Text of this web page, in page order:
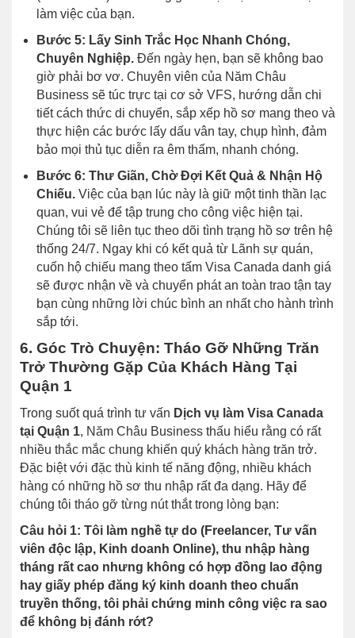
làm việc của bạn.
Bước 5: Lấy Sinh Trắc Học Nhanh Chóng,
Chuyên Nghiệp.Đến ngày hẹn, bạn sẽ không bao
giờ phải bơ vơ. Chuyên viên của Năm Châu
Business sẽ túc trực tại cơ sở VFS, hướng dẫn chi
tiết cách thức di chuyển, sắp xếp hồ sơ mang theo và
thực hiện các bước lấy dấu vân tay, chụp hình, đảm
bảo mọi thủ tục diễn ra êm thấm, nhanh chóng.
Bước 6: Thư Giãn, Chờ Đợi Kết Quả & Nhận Hộ
Chiếu.Việc của bạn lúc này là giữ một tinh thần lạc
quan, vui vẻ để tập trung cho công việc hiện tại.
Chúng tôi sẽ liên tục theo dõi tình trạng hồ sơ trên hệ
thống 24/7. Ngay khi có kết quả từ Lãnh sự quán,
cuốn hộ chiếu mang theo tấm Visa Canada danh giá
sẽ được nhận về và chuyển phát an toàn trao tận tay
bạn cùng những lời chúc bình an nhất cho hành trình
sắp tới.
6. Góc Trò Chuyện: Tháo Gỡ Những Trăn
Trở Thường Gặp Của Khách Hàng Tại
Quận 1
Trong suốt quá trình tư vấn Dịch vụ làm Visa Canada
tại Quận 1, Năm Châu Business thấu hiểu rằng có rất
nhiều thắc mắc chung khiến quý khách hàng trăn trở.
Đặc biệt với đặc thù kinh tế năng động, nhiều khách
hàng có những hồ sơ thu nhập rất đa dạng. Hãy để
chúng tôi tháo gỡ từng nút thắt trong lòng bạn:
Câu hỏi 1: Tôi làm nghề tự do (Freelancer, Tư vấn
viên độc lập, Kinh doanh Online), thu nhập hàng
tháng rất cao nhưng không có hợp đồng lao động
hay giấy phép đăng ký kinh doanh theo chuẩn
truyền thống, tôi phải chứng minh công việc ra sao
để không bị đánh rớt?